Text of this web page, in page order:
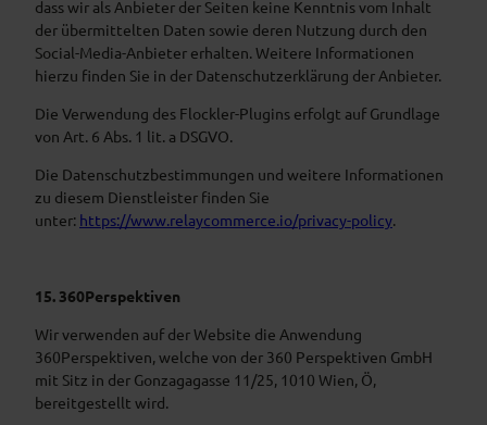
dass wir als Anbieter der Seiten keine Kenntnis vom Inhalt
der übermittelten Daten sowie deren Nutzung durch den
Social-Media-Anbieter erhalten. Weitere Informationen
hierzu finden Sie in der Datenschutzerklärung der Anbieter.
Die Verwendung des Flockler-Plugins erfolgt auf Grundlage
von Art. 6 Abs. 1 lit. a DSGVO.
Die Datenschutzbestimmungen und weitere Informationen
zu diesem Dienstleister finden Sie
unter: https://www.relaycommerce.io/privacy-policy.
15. 360Perspektiven
Wir verwenden auf der Website die Anwendung
360Perspektiven, welche von der 360 Perspektiven GmbH
mit Sitz in der Gonzagagasse 11/25, 1010 Wien, Ö,
bereitgestellt wird.